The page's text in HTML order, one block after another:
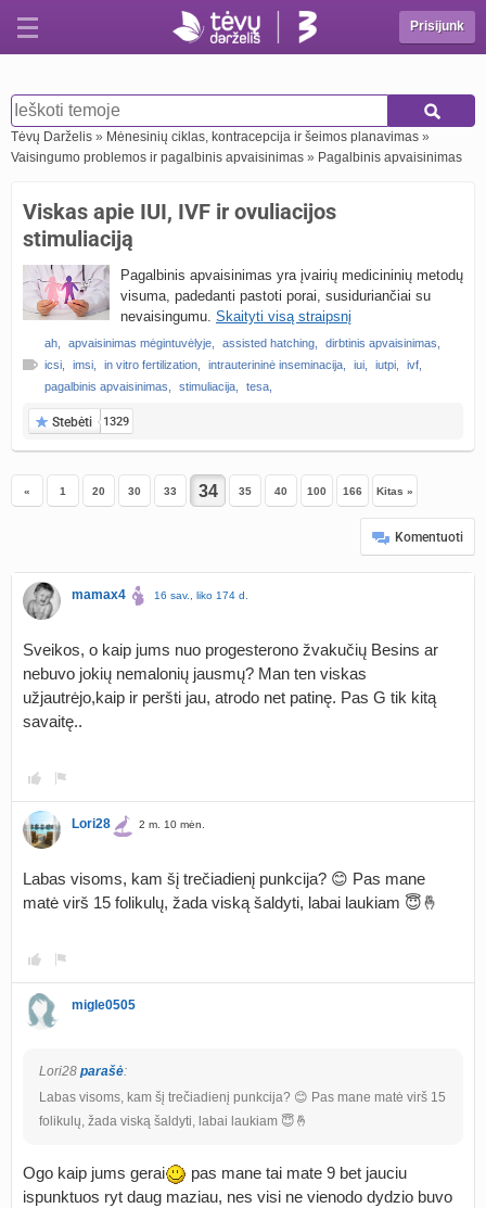
Prisijunk
Tėvų Darželis » Mėnesinių ciklas, kontracepcija ir šeimos planavimas »
Vaisingumo problemos ir pagalbinis apvaisinimas » Pagalbinis apvaisinimas
Viskas apie IUI, IVF ir ovuliacijos
stimuliaciją
Pagalbinis apvaisinimas yra įvairių medicininių metodų
visuma, padedanti pastoti porai, susiduriančiai su
nevaisingumu. Skaityti visą straipsnį
ah apvaisinimas mėgintuvėlyje assisted hatching dirbtinis apvaisinimas
icsi
imsi in vitro fertilization intrauterininė inseminacija iui iutpi ivf
pagalbinis apvaisinimas
stimuliacija tesa
Stebėti 1329
« 1 20 30 33 35 40 100 166 Kitas »
Komentuoti
mamax4 16 sav., liko 174 d.
Sveikos, o kaip jums nuo progesterono žvakučių Besins ar
nebuvo jokių nemalonių jausmų? Man ten viskas
užjautrėjo,kaip ir peršti jau, atrodo net patinę. Pas G tik kitą
savaitę..
Lori28 2 m. 10 mėn.
Labas visoms, kam šį trečiadienį punkcija? 😊 Pas mane
matė virš 15 folikulų, žada viską šaldyti, labai laukiam 😇🤞
migle0505
Lori28 parašė:
Labas visoms, kam šį trečiadienį punkcija? 😊 Pas mane matė virš 15
folikulų, žada viską šaldyti, labai laukiam 😇🤞
Ogo kaip jums gerai
pas mane tai mate 9 bet jauciu
ispunktuos ryt daug maziau, nes visi ne vienodo dydzio buvo